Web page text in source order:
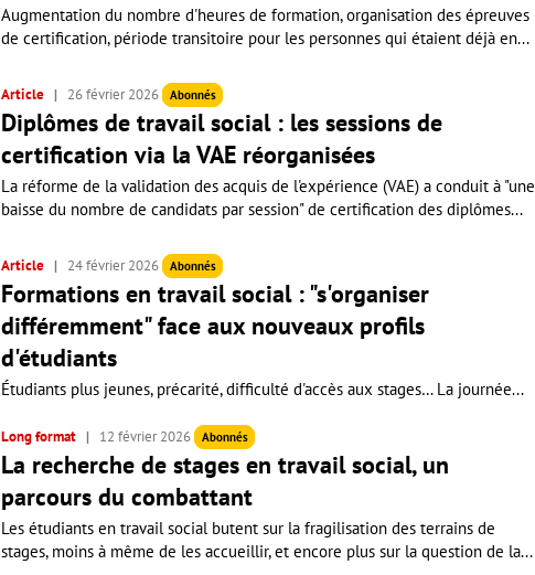
Augmentation du nombre d'heures de formation, organisation des épreuves
de certification, période transitoire pour les personnes qui étaient déjà en...
Article 26 février 2026 Abonnés
Diplômes de travail social : les sessions de
certification via la VAE réorganisées
La réforme de la validation des acquis de l'expérience (VAE) a conduit à "une
baisse du nombre de candidats par session" de certification des diplômes...
Article 24 février 2026 Abonnés
Formations en travail social : "s'organiser
différemment" face aux nouveaux profils
d'étudiants
Étudiants plus jeunes, précarité, difficulté d'accès aux stages… La journée...
Long format 12 février 2026 Abonnés
La recherche de stages en travail social, un
parcours du combattant
Les étudiants en travail social butent sur la fragilisation des terrains de
stages, moins à même de les accueillir, et encore plus sur la question de la...